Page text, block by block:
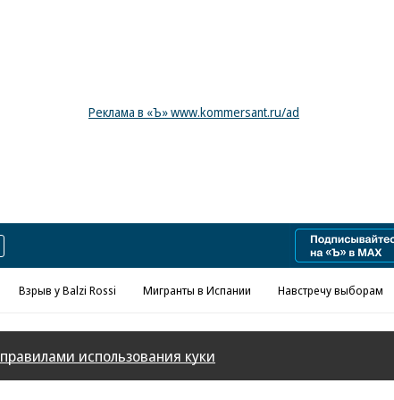
Реклама в «Ъ» www.kommersant.ru/ad
Взрыв у Balzi Rossi Мигранты в Испании Навстречу выборам
правилами использования куки